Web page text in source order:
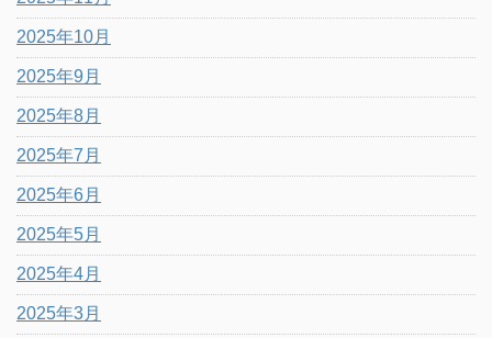
2025年10月
2025年9月
2025年8月
2025年7月
2025年6月
2025年5月
2025年4月
2025年3月